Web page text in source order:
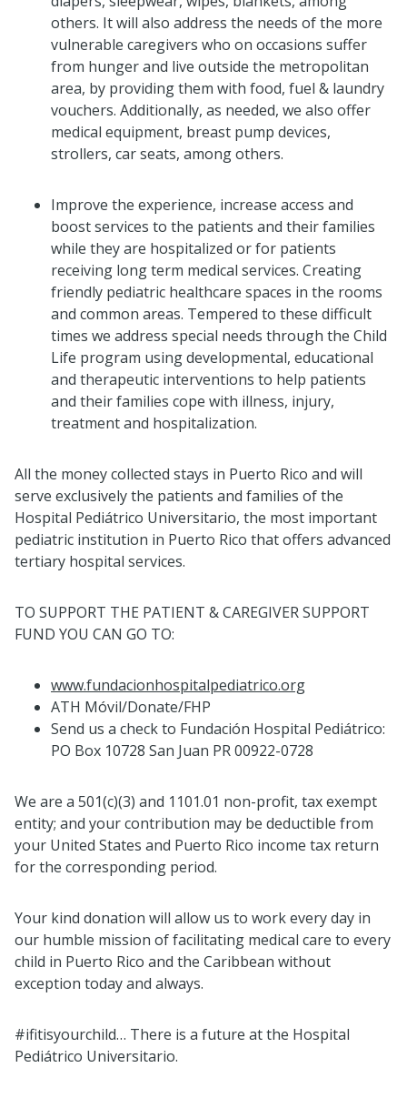
others. It will also address the needs of the more
vulnerable caregivers who on occasions suffer
from hunger and live outside the metropolitan
area, by providing them with food, fuel & laundry
vouchers. Additionally, as needed, we also offer
medical equipment, breast pump devices,
strollers, car seats, among others.
Improve the experience, increase access and
boost services to the patients and their families
while they are hospitalized or for patients
receiving long term medical services. Creating
friendly pediatric healthcare spaces in the rooms
and common areas. Tempered to these difficult
times we address special needs through the Child
Life program using developmental, educational
and therapeutic interventions to help patients
and their families cope with illness, injury,
treatment and hospitalization.
All the money collected stays in Puerto Rico and will
serve exclusively the patients and families of the
Hospital Pediátrico Universitario, the most important
pediatric institution in Puerto Rico that offers advanced
tertiary hospital services.
TO SUPPORT THE PATIENT & CAREGIVER SUPPORT
FUND YOU CAN GO TO:
www.fundacionhospitalpediatrico.org
ATH Móvil/Donate/FHP
Send us a check to Fundación Hospital Pediátrico:
PO Box 10728 San Juan PR 00922-0728
We are a 501(c)(3) and 1101.01 non-profit, tax exempt
entity; and your contribution may be deductible from
your United States and Puerto Rico income tax return
for the corresponding period.
Your kind donation will allow us to work every day in
our humble mission of facilitating medical care to every
child in Puerto Rico and the Caribbean without
exception today and always.
#ifitisyourchild… There is a future at the Hospital
Pediátrico Universitario.